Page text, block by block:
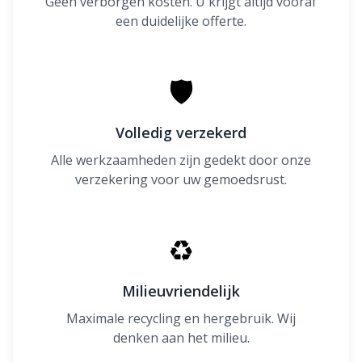
een duidelijke offerte.
🛡
Volledig verzekerd
Alle werkzaamheden zijn gedekt door onze
verzekering voor uw gemoedsrust.
♻
Milieuvriendelijk
Maximale recycling en hergebruik. Wij
denken aan het milieu.